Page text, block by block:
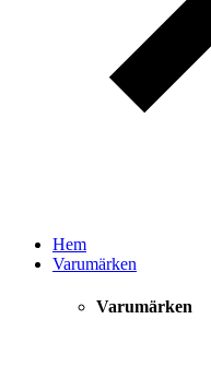
Hem
Varumärken
Varumärken